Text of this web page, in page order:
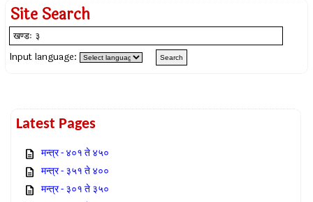
Site Search
Input language:
Latest Pages
मन्त्र - ४०१ ते ४५०
मन्त्र - ३५१ ते ४००
मन्त्र - ३०१ ते ३५०